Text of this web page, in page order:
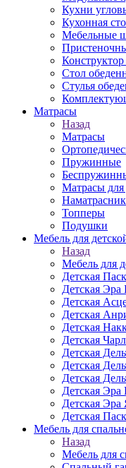
Кухни
Кухонная
Мебельные
Стол
Стулья
Матраcы
Назад
Матраcы
Пружинные
Матрасы для
Топперы
Подушки
Мебель для
Назад
Мебель для
Детская
Детская Эра
Детская
Детская
Детская
Детская
Детская
Детская
Детская
Детская Эра
Детская
Детская
Мебель для
Назад
Мебель для